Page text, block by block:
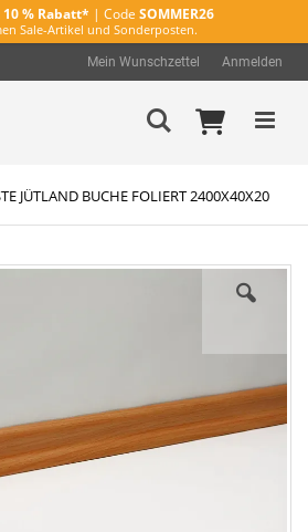
10 % Rabatt* | Code SOMMER26
Sale-Artikel und Sonderposten.
Mein
Mein Wunschzettel Anmelden
Suche
JÜTLAND BUCHE FOLIERT 2400X40X20